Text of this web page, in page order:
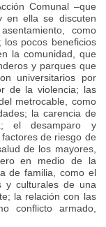
Comunal –que
en ella se discuten
como
pocos beneficios
la comunidad, que
y parques que
universitarios por
de la violencia; las
metrocable, como
la carencia de
el desamparo y
de riesgo de
de los mayores,
en medio de la
de familia, como el
y culturales de una
la relación con las
conflicto armado,